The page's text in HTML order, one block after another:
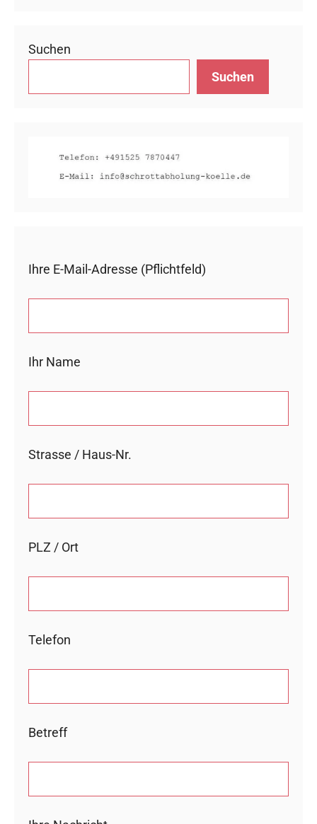
Suchen
Suchen
Ihre E-Mail-Adresse (Pflichtfeld)
Ihr Name
Strasse / Haus-Nr.
PLZ / Ort
Telefon
Betreff